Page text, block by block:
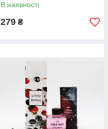
В наявності
279 ₴